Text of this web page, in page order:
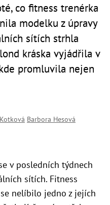
co fitness trenérka
modelku z úpravy
sítích strhla
kráska vyjádřila v
promluvila nejen
Barbora Hesová
v posledních týdnech
sítích. Fitness
se nelíbilo jedno z jejích